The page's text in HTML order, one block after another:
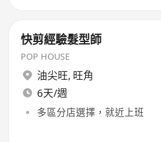
快剪經驗髮型師
POP HOUSE
油尖旺, 旺角
6天/週
多區分店選擇，就近上班